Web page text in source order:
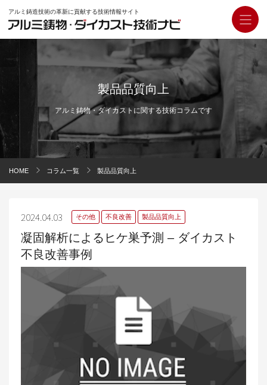
アルミ鋳造技術の革新に貢献する技術情報サイト
製品品質向上
アルミ鋳物・ダイカストに関する技術コラムです
HOME コラム一覧 製品品質向上
2024.04.03 その他 不良改善 製品品質向上
凝固解析によるヒケ巣予測 – ダイカスト
不良改善事例